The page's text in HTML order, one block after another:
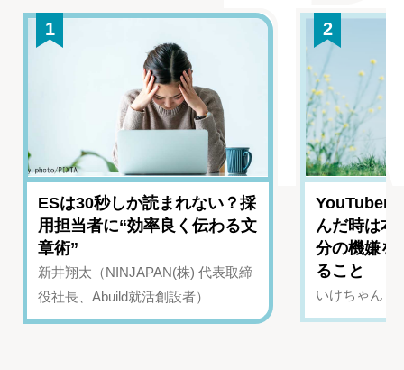
1
ESは30秒しか読まれない？採
用担当者に“効率良く伝わる文
章術”
新井翔太（NINJAPAN(株) 代表取締
役社長、Abuild就活創設者）
2
YouTuber
んだ時は
分の機嫌を
ること
いけちゃん（